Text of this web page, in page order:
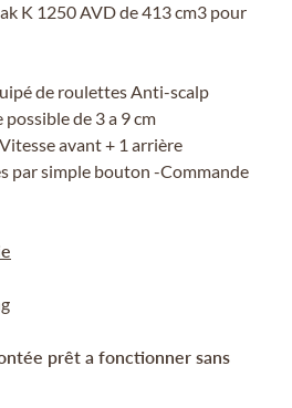
indiqué ci-dessus. Vous pouvez vous
K 1250 AVD de 413 cm3 pour
de roulettes Anti-scalp
de 3 a 9 cm
avant + 1 arrière
par simple bouton -Commande
prêt a fonctionner sans